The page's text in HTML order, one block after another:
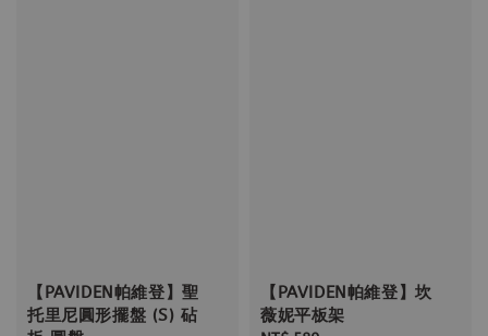
【PAVIDEN帕維登】聖
托里尼圓形擺盤 (S) 砧
【PAVIDEN帕維登】坎
薇妮平板架